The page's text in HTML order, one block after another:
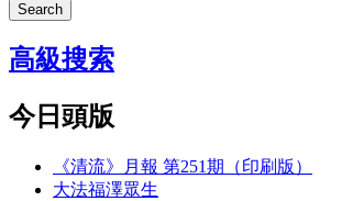
Search
高級搜索
今日頭版
《清流》月報 第251期（印刷版）
大法福澤眾生